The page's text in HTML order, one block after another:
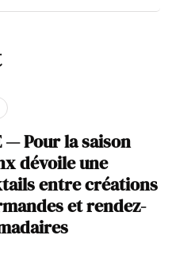
— Pour la saison
dévoile une
entre créations
et rendez-